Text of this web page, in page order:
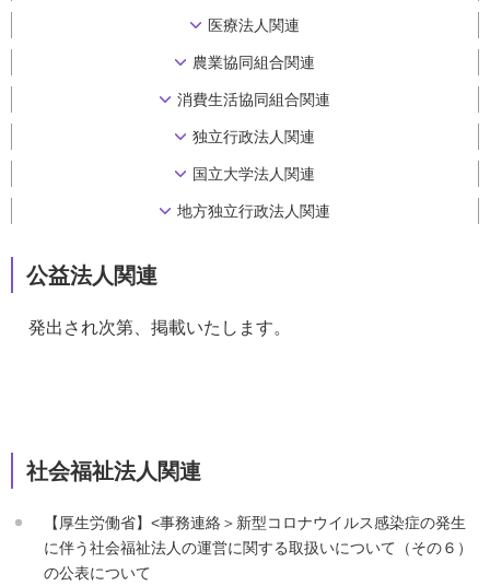
医療法人関連
農業協同組合関連
消費生活協同組合関連
独立行政法人関連
国立大学法人関連
地方独立行政法人関連
公益法人関連
発出され次第、掲載いたします。
社会福祉法人関連
【厚生労働省】<事務連絡＞新型コロナウイルス感染症の発生
に伴う社会福祉法人の運営に関する取扱いについて（その６）
の公表について